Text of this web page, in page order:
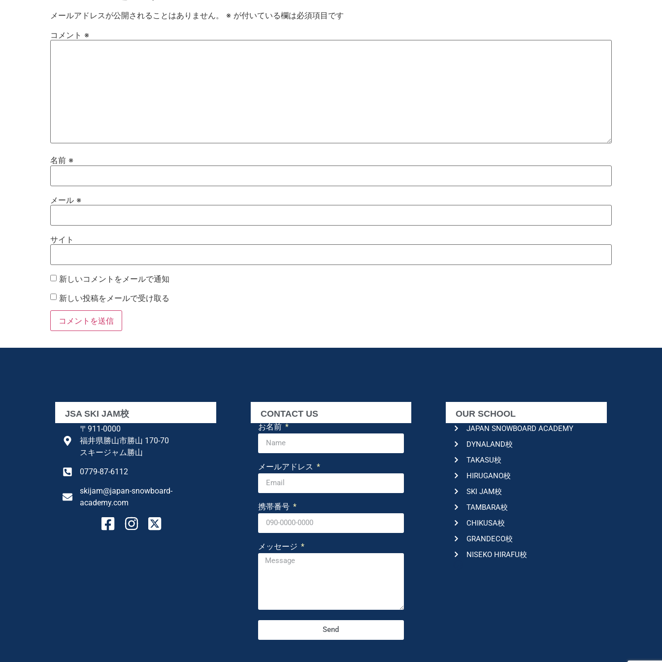
メールアドレスが公開されることはありません。 ※ が付いている欄は必須項目です
コメント ※
名前 ※
メール ※
サイト
新しいコメントをメールで通知
新しい投稿をメールで受け取る
JSA SKI JAM校
〒911-0000
福井県勝山市勝山 170-70
スキージャム勝山
0779-87-6112
skijam@japan-snowboard-
academy.com
CONTACT US
お名前
メールアドレス
携帯番号
メッセージ
Send
OUR SCHOOL
JAPAN SNOWBOARD ACADEMY
DYNALAND校
TAKASU校
HIRUGANO校
SKI JAM校
TAMBARA校
CHIKUSA校
GRANDECO校
NISEKO HIRAFU校